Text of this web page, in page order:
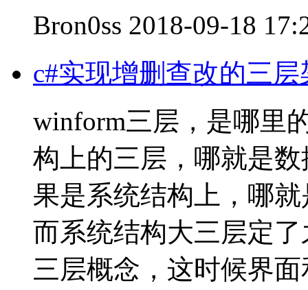
Bron0ss 2018-09-18
c#实现增删查改的三
winform三层，是哪里
构上的三层，哪就是
果是系统结构上，哪
而系统结构大三层定
三层概念，这时候界